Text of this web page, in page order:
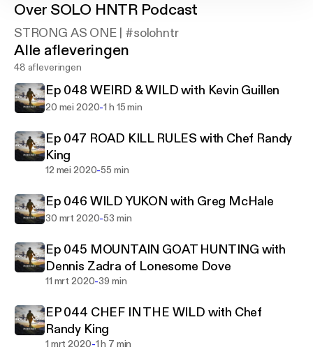
Over SOLO HNTR Podcast
STRONG AS ONE | #solohntr
Alle afleveringen
48 afleveringen
Ep 048 WEIRD & WILD with Kevin Guillen
20 mei 2020-1 h 15 min
Ep 047 ROAD KILL RULES with Chef Randy
King
12 mei 2020-55 min
Ep 046 WILD YUKON with Greg McHale
30 mrt 2020-53 min
Ep 045 MOUNTAIN GOAT HUNTING with
Dennis Zadra of Lonesome Dove
11 mrt 2020-39 min
EP 044 CHEF IN THE WILD with Chef
Randy King
1 mrt 2020-1 h 7 min